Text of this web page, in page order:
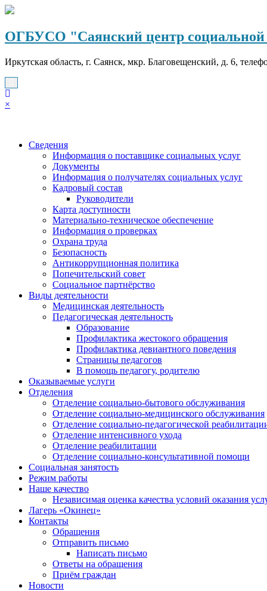
Перейти
содержимому
ОГБУСО "Саянский центр социальной
Иркутская область, г. Саянск, мкр. Благовещенский, д. 6,
×
Сведения
Информация о поставщике социальных услуг
Документы
Информация о получателях социальных услуг
Кадровый состав
Руководители
Карта доступности
Материально-техническое обеспечение
Информация о проверках
Охрана труда
Безопасность
Антикоррупционная политика
Попечительский совет
Социальное партнёрство
Виды деятельности
Медицинская деятельность
Педагогическая деятельность
Образование
Профилактика жестокого обращения
Профилактика девиантного поведения
Страницы педагогов
В помощь педагогу, родителю
Оказываемые услуги
Отделения
Отделение социально-бытового обслуживания
Отделение социально-медицинского обслуживания
Отделение социально-педагогической
Отделение интенсивного ухода
Отделение реабилитации
Отделение социально-консультативной помощи
Социальная занятость
Режим работы
Наше качество
Независимая оценка качества условий оказания
Лагерь «Окинец»
Контакты
Обращения
Отправить письмо
Написать письмо
Ответы на обращения
Приём граждан
Новости